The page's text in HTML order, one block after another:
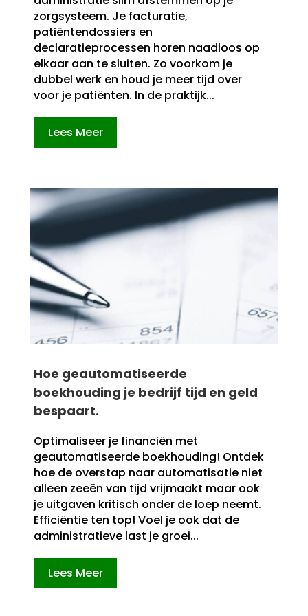
zorgsysteem. Je facturatie,
patiëntendossiers en
declaratieprocessen horen naadloos op
elkaar aan te sluiten. Zo voorkom je
dubbel werk en houd je meer tijd over
voor je patiënten. In de praktijk...
Lees Meer
Hoe geautomatiseerde
boekhouding je bedrijf tijd en geld
bespaart.​
Optimaliseer je financiën met
geautomatiseerde boekhouding! Ontdek
hoe de overstap naar automatisatie niet
alleen zeeën van tijd vrijmaakt maar ook
je uitgaven kritisch onder de loep neemt.​
Efficiëntie ten top! Voel je ook dat de
administratieve last je groei...
Lees Meer